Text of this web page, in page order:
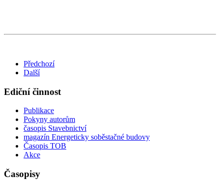
Předchozí
Další
Ediční činnost
Publikace
Pokyny autorům
časopis Stavebnictví
magazín Energeticky soběstačné budovy
Časopis TOB
Akce
Časopisy